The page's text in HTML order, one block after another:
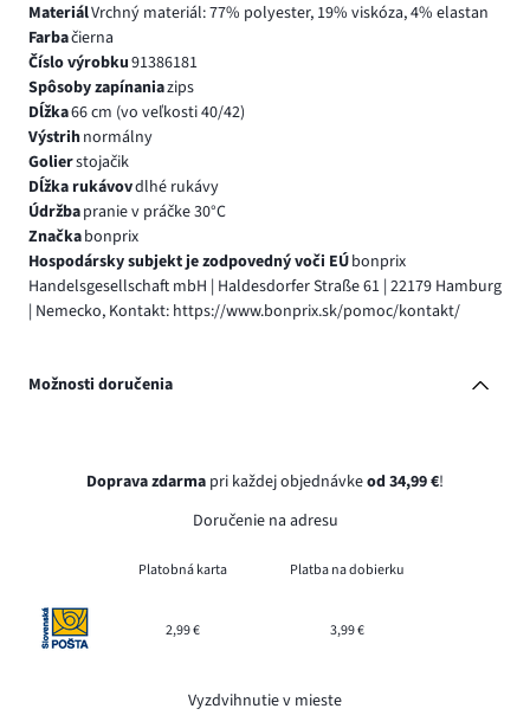
MateriálVrchný materiál: 77% polyester, 19% viskóza, 4% elastan
Farbačierna
Číslo výrobku91386181
Spôsoby zapínaniazips
Dĺžka66 cm (vo veľkosti 40/42)
Výstrihnormálny
Golierstojačik
Dĺžka rukávovdlhé rukávy
Údržbapranie v práčke 30°C
Značkabonprix
Hospodársky subjekt je zodpovedný voči EÚbonprix
Handelsgesellschaft mbH | Haldesdorfer Straße 61 | 22179 Hamburg
| Nemecko, Kontakt: https://www.bonprix.sk/pomoc/kontakt/
Možnosti doručenia
Doprava zdarma pri každej objednávkeod 34,99 €!
Doručenie na adresu
Platobná karta Platba na dobierku
2,99 € 3,99 €
Vyzdvihnutie v mieste